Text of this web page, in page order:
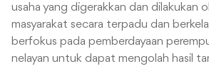
usaha yang digerakkan dan dilakukan
masyarakat secara terpadu dan
berfokus pada pemberdayaan
nelayan untuk dapat mengolah hasil